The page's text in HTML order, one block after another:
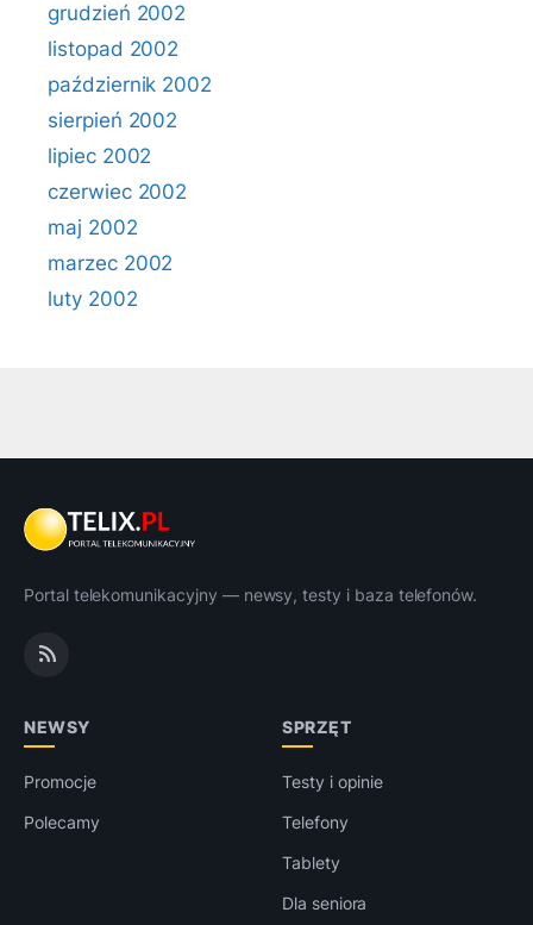
grudzień 2002
listopad 2002
październik 2002
sierpień 2002
lipiec 2002
czerwiec 2002
maj 2002
marzec 2002
luty 2002
Portal telekomunikacyjny — newsy, testy i baza telefonów.
NEWSY
Promocje
Polecamy
SPRZĘT
Testy i opinie
Telefony
Tablety
Dla seniora